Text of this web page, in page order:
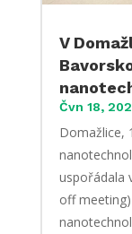
V
Čvn 18,
Domažlice,
uspořádala
off